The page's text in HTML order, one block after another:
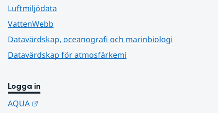
Luftmiljödata
VattenWebb
Datavärdskap, oceanografi och marinbiologi
Datavärdskap för atmosfärkemi
Logga in
AQUA